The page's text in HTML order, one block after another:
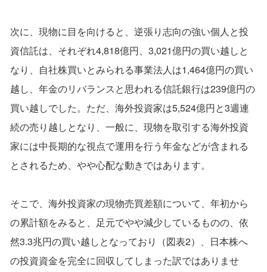
次に、現物に目を向けると、逆張り志向の強い個人と投
資信託は、それぞれ4,818億円、3,021億円の買い越しと
なり、自社株買いとみられる事業法人は1,464億円の買い
越し、年金のリバランスと思われる信託銀行は239億円の
買い越しでした。ただ、海外投資家は5,524億円と3週連
続の売り越しとなり、一般に、現物を取引する海外投資
家には中長期的な視点で運用を行う年金などが含まれる
とされるため、やや心配な動きではあります。
そこで、海外投資家の現物売買差額について、年初から
の累計額をみると、足元でやや減少しているものの、依
然3.3兆円の買い越しとなっており（図表2）、日本株へ
の投資資金を完全に回収してしまった訳ではありませ